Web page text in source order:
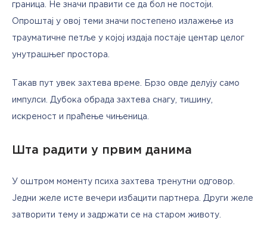
граница. Не значи правити се да бол не постоји.
Опроштај у овој теми значи постепено излажење из
трауматичне петље у којој издаја постаје центар целог
унутрашњег простора.
Такав пут увек захтева време. Брзо овде делују само
импулси. Дубока обрада захтева снагу, тишину,
искреност и праћење чињеница.
Шта радити у првим данима
У оштром моменту психа захтева тренутни одговор.
Једни желе исте вечери избацити партнера. Други желе
затворити тему и задржати се на старом животу.